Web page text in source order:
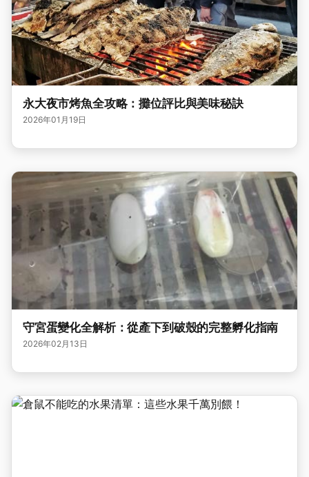
永大夜市烤魚全攻略：攤位評比與美味秘訣
2026年01月19日
守宮蛋變化全解析：從產下到破殼的完整孵化指南
2026年02月13日